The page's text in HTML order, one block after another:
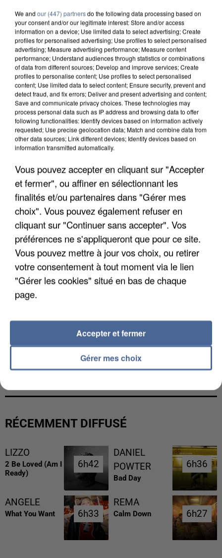
APRÈS TOUTES CES CANICULES, LES REFUGES
DE FAUNE SAUVAGE SONT...
L’UN DES FONDATEURS SUPPOSÉS DE LA DZ
MAFIA INTERPELLÉ EN ALGÉRIE
RÉCEMMENT DIFFUSÉ
LIZZO
2 Be Loved (am I
Ready)
6h42
6h42
DANIEL
POWTER
Bad Day
6h36
6h36
ANGELE
What You Want 6h33
6h33
REMA
Calm Down 6h27
6h27
We and our (447) partnersdo the following data processing based on
your consent and/or our legitimate interest: Store and/or access
information on a device; Use limited data to select advertising; Create
profiles for personalised advertising; Use profiles to select personalised
advertising; Measure advertising performance; Measure content
performance; Understand audiences through statistics or combinations
of data from different sources; Develop and improve services; Create
profiles to personalise content; Use profiles to select personalised
content; Use limited data to select content; Ensure security, prevent and
detect fraud, and fix errors; Deliver and present advertising and content;
Save and communicate privacy choices. These technologies may
process personal data such as IP address and browsing data to offer
following functionalities: Identify devices based on information actively
requested; Use precise geolocation data; Match and combine data from
other data sources; Link different devices; Identify devices based on
information transmitted automatically.
Vous pouvez accepter en cliquant sur "Accepter
et fermer", ou affiner en sélectionnant les
finalités et/ou partenaires dans "Gérer mes
choix". Vous pouvez également refuser en
cliquant sur "Continuer sans accepter". Vos
préférences ne s'appliqueront que pour ce site.
Vous pouvez mettre à jour vos choix, ou retirer
votre consentement à tout moment via le lien
"Gérer les cookies" situé en bas de chaque
page.
Gérer mes choix
Accepter et fermer